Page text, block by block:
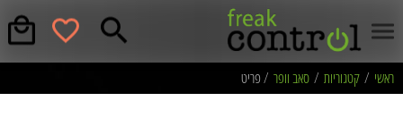
ראשי / קטגוריות / סאב וופר / פריט